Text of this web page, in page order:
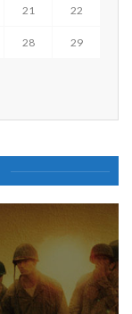
21 22
28 29